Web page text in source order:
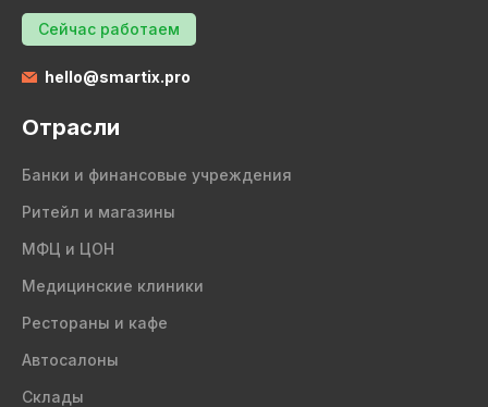
Сейчас работаем
hello@smartix.pro
Отрасли
Банки и финансовые учреждения
Ритейл и магазины
МФЦ и ЦОН
Медицинские клиники
Рестораны и кафе
Автосалоны
Склады